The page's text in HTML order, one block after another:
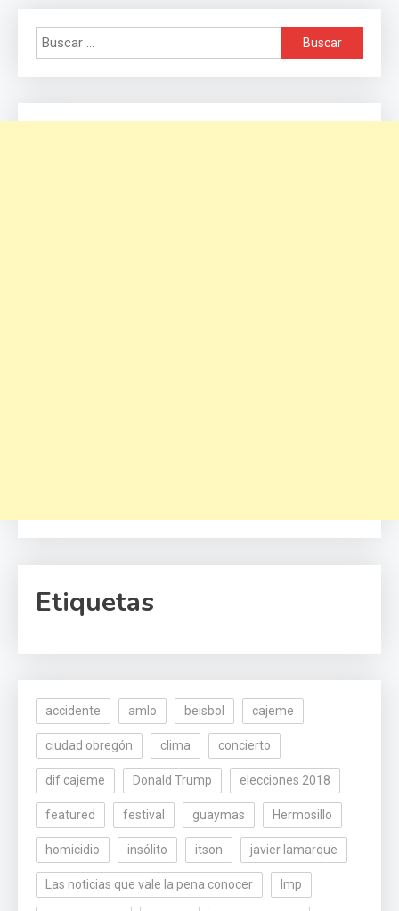
Buscar:
Etiquetas
accidente amlo beisbol cajeme
ciudad obregón clima concierto
dif cajeme Donald Trump elecciones 2018
featured festival guaymas Hermosillo
homicidio insólito itson javier lamarque
Las noticias que vale la pena conocer lmp